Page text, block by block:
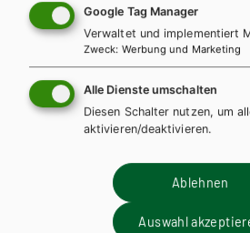
digi4school.at eingelöst werden. Das E-
digitalen Bücherregal zugeordnet.
WEITERLESEN
Exklusiv über die
Google Tag Manager
Verwaltet und implementiert
Zweck: Werbung und Marketing
Alle Dienste umschalten
Diesen Schalter nutzen, um
aktivieren/deaktivieren.
Ablehnen
Auswahl